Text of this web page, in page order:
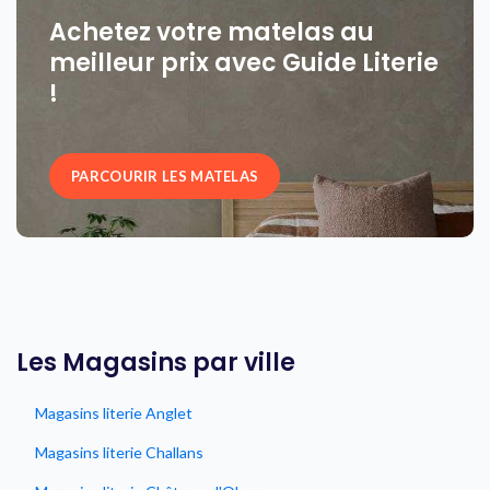
Achetez votre matelas au
meilleur prix avec Guide Literie
!
PARCOURIR LES MATELAS
Les Magasins par ville
Magasins literie Anglet
Magasins literie Challans